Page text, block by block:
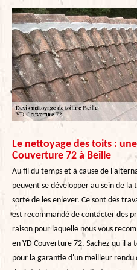
Le nettoyage des toits :
Couverture 72 à Beille
Au fil du temps et à cause de
peuvent se développer au sein de
sorte de les enlever. Ce sont des
est recommandé de contacter des
raison pour laquelle nous vous
en YD Couverture 72. Sachez qu'il a
pour la garantie d'un meilleur rendu